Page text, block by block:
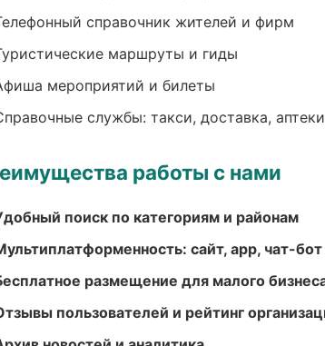
справочник жителей и фирм
маршруты и гиды
мероприятий и билеты
службы: такси, доставка, аптеки
работы с нами
поиск по категориям и районам
сайт, app, чат-бот
размещение для малого
пользователей и рейтинг